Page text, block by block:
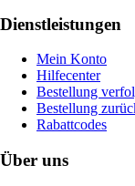
Dienstleistungen
Mein Konto
Hilfecenter
Bestellung
Bestellung
Rabattcodes
Über uns